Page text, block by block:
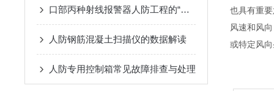
口部丙种射线报警器人防工程的“辐射哨兵”
人防钢筋混凝土扫描仪的数据解读
人防专用控制箱常见故障排查与处理
也具有重
风速和风
或特定风